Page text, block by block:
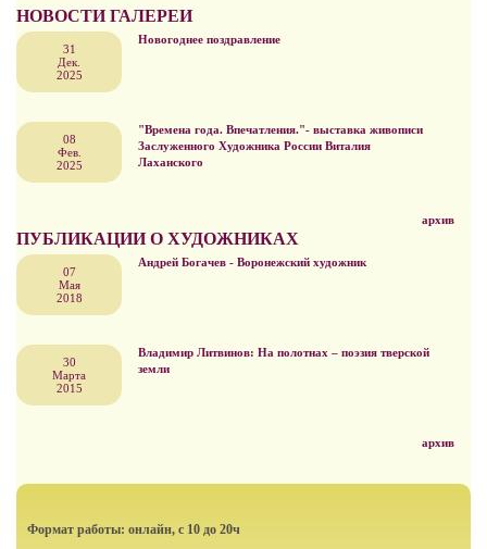
НОВОСТИ ГАЛЕРЕИ
31
Дек.
2025
Новогоднее поздравление
08
Фев.
2025
"Времена года. Впечатления."- выставка живописи
Заслуженного Художника России Виталия
Лаханского
архив
ПУБЛИКАЦИИ О ХУДОЖНИКАХ
07
Мая
2018
Андрей Богачев - Воронежский художник
30
Марта
2015
Владимир Литвинов: На полотнах – поэзия тверской
земли
архив
Формат работы: онлайн, с 10 до 20ч